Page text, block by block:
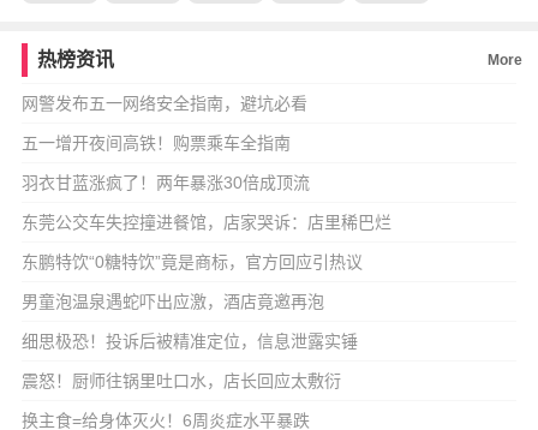
热榜资讯 More
网警发布五一网络安全指南，避坑必看
五一增开夜间高铁！购票乘车全指南
羽衣甘蓝涨疯了！两年暴涨30倍成顶流
东莞公交车失控撞进餐馆，店家哭诉：店里稀巴烂
东鹏特饮“0糖特饮”竟是商标，官方回应引热议
男童泡温泉遇蛇吓出应激，酒店竟邀再泡
细思极恐！投诉后被精准定位，信息泄露实锤
震怒！厨师往锅里吐口水，店长回应太敷衍
换主食=给身体灭火！6周炎症水平暴跌